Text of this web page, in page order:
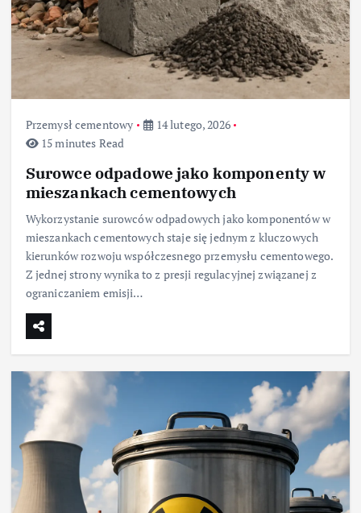
Przemysł cementowy
14 lutego, 2026
15 minutes Read
Surowce odpadowe jako komponenty w
mieszankach cementowych
Wykorzystanie surowców odpadowych jako komponentów w
mieszankach cementowych staje się jednym z kluczowych
kierunków rozwoju współczesnego przemysłu cementowego.
Z jednej strony wynika to z presji regulacyjnej związanej z
ograniczaniem emisji…